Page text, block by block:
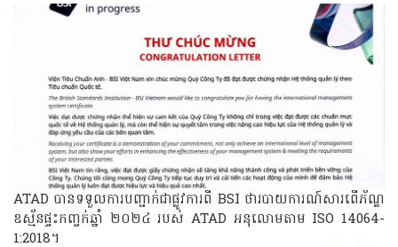
ATAD បានទទួលការបញ្ជាក់ជាផ្លូវការពី BSI ថារបាយការណ៍សារពើភ័ណ្ឌ
ឧស្ម័នផ្ទះកញ្ចក់ឆ្នាំ ២០២៤ របស់ ATAD អនុលោមតាម ISO 14064-
1:2018។